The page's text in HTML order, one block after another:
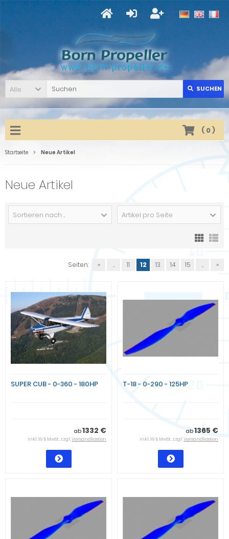
Alle SUCHEN
( 0)
Startseite Neue Artikel
Neue Artikel
Sortieren nach ... Artikel pro Seite
Seiten: « ... 11 12 13 14 15 ... »
SUPER CUB - 0-360 - 180HP
ab1332 €
inkl. 19 % MwSt. zzgl.Versandkosten
T-18 - 0-290 - 125HP
ab1365 €
inkl. 19 % MwSt. zzgl.Versandkosten